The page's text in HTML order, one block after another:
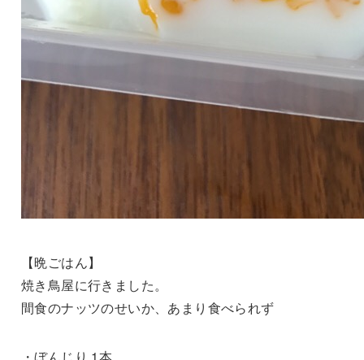
【晩ごはん】
焼き鳥屋に行きました。
間食のナッツのせいか、あまり食べられず
・ぼんじり 1本